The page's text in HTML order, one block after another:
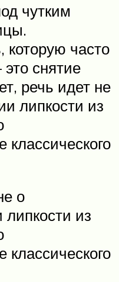
чутким
которую часто
снятие
речь идет не
липкости из
о
липкости из